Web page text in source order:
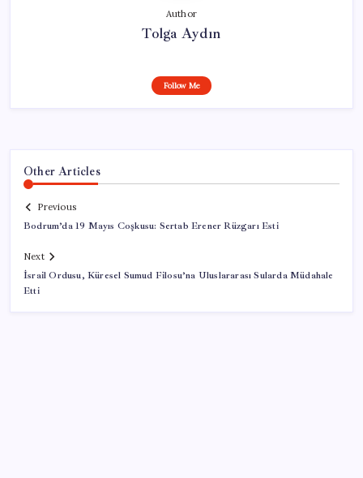
Author
Tolga Aydın
Follow Me
Other Articles
Previous
Bodrum’da 19 Mayıs Coşkusu: Sertab Erener Rüzgarı Esti
Next
İsrail Ordusu, Küresel Sumud Filosu’na Uluslararası Sularda Müdahale
Etti